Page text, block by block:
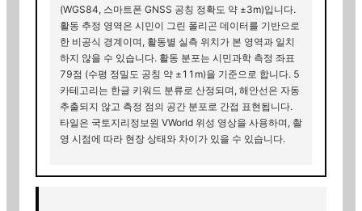
(WGS84, 스마트폰 GNSS 공칭 정확도 약 ±3m)입니다.
활동 추정 영역은 시민이 그린 폴리곤 데이터를 기반으로
한 비공식 경계이며, 활동별 실측 위치가 본 영역과 일치
하지 않을 수 있습니다. 활동 분포는 시민과학 측정 좌표
79점 (수평 정밀도 공칭 약 ±11m)을 기준으로 합니다. 5
카테고리는 한글 키워드 분류로 산정되며, 해안선은 자동
추출되지 않고 측정 점의 공간 분포로 간접 표현됩니다.
타일은 국토지리정보원 VWorld 위성 영상을 사용하며, 촬
영 시점에 따라 현장 상태와 차이가 있을 수 있습니다.